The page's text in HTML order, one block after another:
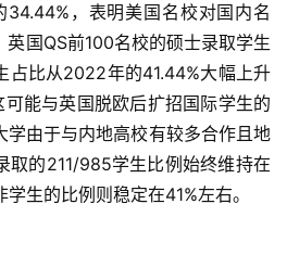
34.44%，表明美国名校对国内名
国QS前100名校的硕士录取学生
占比从2022年的41.44%大幅上升
能与英国脱欧后扩招国际学生的
学由于与内地高校有较多合作且地
取的211/985学生比例始终维持在
生的比例则稳定在41%左右。